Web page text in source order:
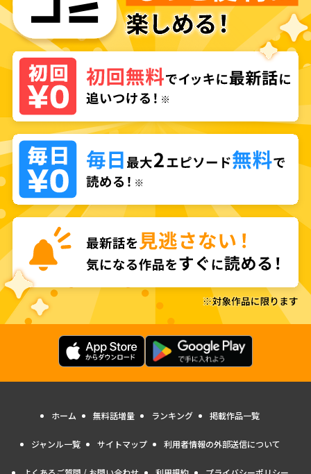
ホーム 無料話増量 ランキング 掲載作品一覧
ジャンル一覧 サイトマップ 利用者情報の外部送信について